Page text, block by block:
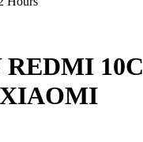
10C